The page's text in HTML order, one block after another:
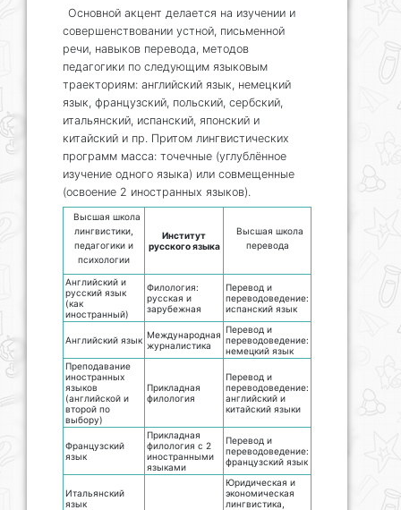
Основной акцент делается на изучении и
совершенствовании устной, письменной
речи, навыков перевода, методов
педагогики по следующим языковым
траекториям: английский язык, немецкий
язык, французский, польский, сербский,
итальянский, испанский, японский и
китайский и пр. Притом лингвистических
программ масса: точечные (углублённое
изучение одного языка) или совмещенные
(освоение 2 иностранных языков).
Высшая школа
лингвистики,
педагогики и
психологии
Институт
русского языка
Высшая школа
перевода
Английский и
русский язык
(как
иностранный)
Филология:
русская и
зарубежная
Перевод и
переводоведение:
испанский язык
Английский язык Международная
журналистика
Перевод и
переводоведение:
немецкий язык
Преподавание
иностранных
языков
(английской и
второй по
выбору)
Прикладная
филология
Перевод и
переводоведение:
английский и
китайский языки
Французский
язык
Прикладная
филология с 2
иностранными
языками
Перевод и
переводоведение:
французский язык
Итальянский
язык
Юридическая и
экономическая
лингвистика,